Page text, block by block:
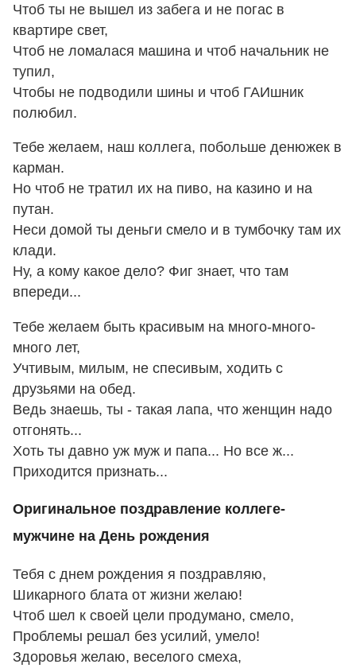
Чтоб ты не вышел из забега и не погас в
квартире свет,
Чтоб не ломалася машина и чтоб начальник не
тупил,
Чтобы не подводили шины и чтоб ГАИшник
полюбил.
Тебе желаем, наш коллега, побольше денюжек в
карман.
Но чтоб не тратил их на пиво, на казино и на
путан.
Неси домой ты деньги смело и в тумбочку там их
клади.
Ну, а кому какое дело? Фиг знает, что там
впереди...
Тебе желаем быть красивым на много-много-
много лет,
Учтивым, милым, не спесивым, ходить с
друзьями на обед.
Ведь знаешь, ты - такая лапа, что женщин надо
отгонять...
Хоть ты давно уж муж и папа... Но все ж...
Приходится признать...
Оригинальное поздравление коллеге-
мужчине на День рождения
Тебя с днем рождения я поздравляю,
Шикарного блата от жизни желаю!
Чтоб шел к своей цели продумано, смело,
Проблемы решал без усилий, умело!
Здоровья желаю, веселого смеха,